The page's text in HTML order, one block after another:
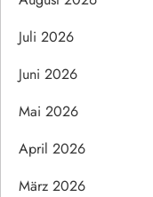
Juli 2026
Juni 2026
Mai 2026
April 2026
März 2026